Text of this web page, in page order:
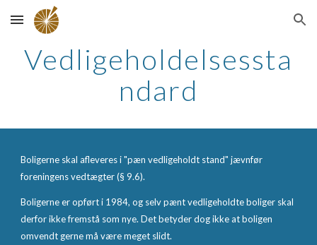
Skip to main content Skip to navigation
Vedligeholdelsessta
ndard
Boligerne skal afleveres i "pæn vedligeholdt stand" jævnfør
foreningens vedtægter (§ 9.6).
Boligerne er opført i 1984, og selv pænt vedligeholdte boliger skal
derfor ikke fremstå som nye. Det betyder dog ikke at boligen
omvendt gerne må være meget slidt.